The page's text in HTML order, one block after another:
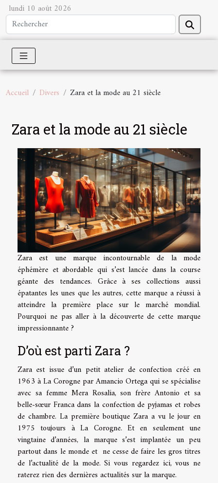
lundi 10 août 2026
Accueil Divers Zara et la mode au 21 siècle
Zara et la mode au 21 siècle
Zara est une marque incontournable de la mode
éphémère et abordable qui s’est lancée dans la course
géante des tendances. Grâce à ses collections aussi
épatantes les unes que les autres, cette marque a réussi à
atteindre la première place sur le marché mondial.
Pourquoi ne pas aller à la découverte de cette marque
impressionnante ?
D’où est parti Zara ?
Zara est issue d’un petit atelier de confection créé en
1963 à La Corogne par Amancio Ortega qui se spécialise
avec sa femme Mera Rosalia, son frère Antonio et sa
belle-sœur Franca dans la confection de pyjamas et robes
de chambre. La première boutique Zara a vu le jour en
1975 toujours à La Corogne. Et en seulement une
vingtaine d’années, la marque s’est implantée un peu
partout dans le monde et ne cesse de faire les gros titres
de l’actualité de la mode. Si vous regardez ici, vous ne
raterez rien des dernières actualités sur la marque.